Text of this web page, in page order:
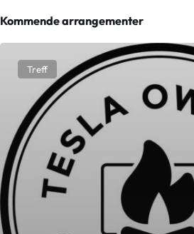
Kommende arrangementer
Treff